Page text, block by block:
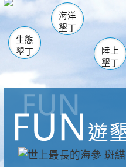
海生館
恆春
龍鑾潭自然中心
瓊麻館
關山
白砂
生態
墾丁
海洋
墾丁
陸上
墾丁